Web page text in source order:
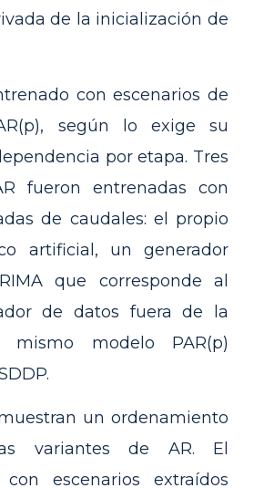
de la inicialización de
con escenarios de
según lo exige su
por etapa. Tres
fueron entrenadas con
de caudales: el propio
artificial, un generador
que corresponde al
de datos fuera de la
modelo PAR(p)
un ordenamiento
variantes de AR. El
escenarios extraídos